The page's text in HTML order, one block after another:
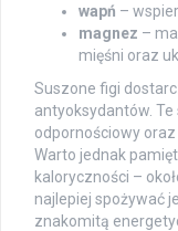
wapń –
magnez –
mięśni oraz
Suszone figi
antyoksydantów. Te
odpornościowy
Warto jednak
kaloryczności –
najlepiej spożywać
znakomitą